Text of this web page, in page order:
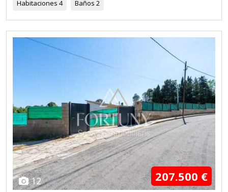
Habitaciones 4 Baños 2
12 207.500 €